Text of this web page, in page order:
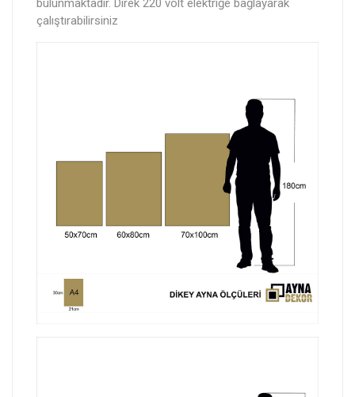
bulunmaktadır. Direk 220 volt elektriğe bağlayarak
çalıştırabilirsiniz